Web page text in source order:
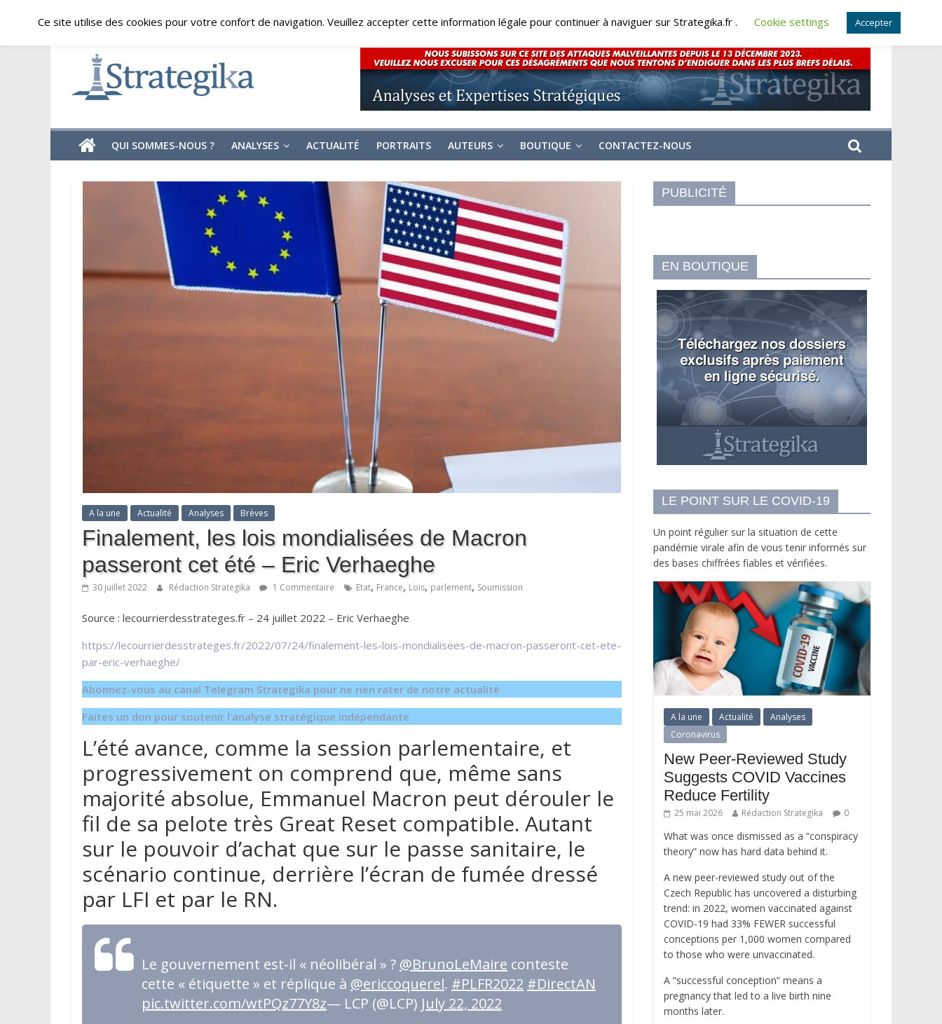
content
dimanche, août 9, 2026
Strategika
Expertise
Analyses
géostratégiques
QUI SOMMES-NOUS ? ANALYSES ACTUALITÉ PORTRAITS AUTEURS BOUTIQUE CONTACTEZ-NOUS
A la une Actualité Analyses Brèves
Finalement, les lois mondialisées de Macron
passeront cet été – Eric Verhaeghe
30 juillet 2022 Rédaction Strategika 1 Commentaire Etat, France, Lois, parlement, Soumission
Source : lecourrierdesstrateges.fr – 24 juillet 2022 – Eric Verhaeghe
https://lecourrierdesstrateges.fr/2022/07/24/finalement-les-lois-mondialisees-de-macron-passeront-cet-ete-
par-eric-verhaeghe/
Abonnez-vous au canal Telegram Strategika pour ne rien rater de notre actualité
Faites un don pour soutenir l’analyse stratégique indépendante
L’été avance, comme la session parlementaire, et
progressivement on comprend que, même sans
majorité absolue, Emmanuel Macron peut dérouler le
fil de sa pelote très Great Reset compatible. Autant
sur le pouvoir d’achat que sur le passe sanitaire, le
scénario continue, derrière l’écran de fumée dressé
par LFI et par le RN.
Le gouvernement est-il « néolibéral » ? @BrunoLeMaire conteste
cette « étiquette » et réplique à @ericcoquerel. #PLFR2022 #DirectAN
pic.twitter.com/wtPQz77Y8z— LCP (@LCP) July 22, 2022
PUBLICITÉ
EN BOUTIQUE
LE POINT SUR LE COVID-19
Un point régulier sur la situation de cette
pandémie virale afin de vous tenir informés sur
des bases chiffrées fiables et vérifiées.
A la une Actualité
Analyses
Coronavirus
New Peer-Reviewed Study
Suggests COVID Vaccines
Reduce Fertility
25 mai 2026 Rédaction Strategika 0
What was once dismissed as a “conspiracy
theory” now has hard data behind it.
A new peer-reviewed study out of the
Czech Republic has uncovered a disturbing
trend: in 2022, women vaccinated against
COVID-19 had 33% FEWER successful
conceptions per 1,000 women compared
to those who were unvaccinated.
A “successful conception” means a
pregnancy that led to a live birth nine
months later.
Ce site utilise des cookies pour votre confort de navigation. Veuillez accepter cette information légale pour continuer à naviguer sur Strategika.fr . Cookie settings Accepter